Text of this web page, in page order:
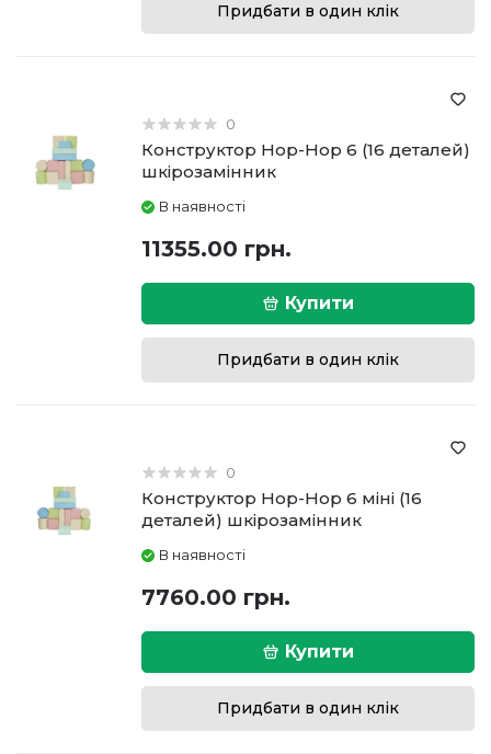
Придбати в один клік
0
Конструктор Hop-Hop 6 (16 деталей)
шкірозамінник
В наявності
11355.00 грн.
Купити
Придбати в один клік
0
Конструктор Hop-Hop 6 міні (16
деталей) шкірозамінник
В наявності
7760.00 грн.
Купити
Придбати в один клік